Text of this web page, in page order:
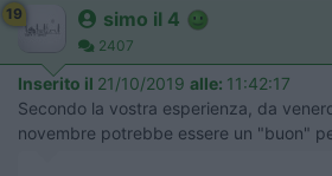
19 simo il 4
2407
Inserito il 21/10/2019 alle: 11:42:17
Secondo la vostra esperienza, da
novembre potrebbe essere un "buon"